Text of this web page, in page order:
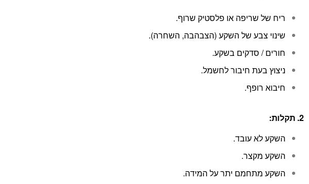
ריח של שריפה או פלסטיק שרוף.
שינוי צבע של השקע (הצבהבה, השחרה).
חורים / סדקים בשקע.
ניצוץ בעת חיבור לחשמל.
חיבוא רופף.
2. תקלות:
השקע לא עובד.
השקע מקצר.
השקע מתחמם יתר על המידה.